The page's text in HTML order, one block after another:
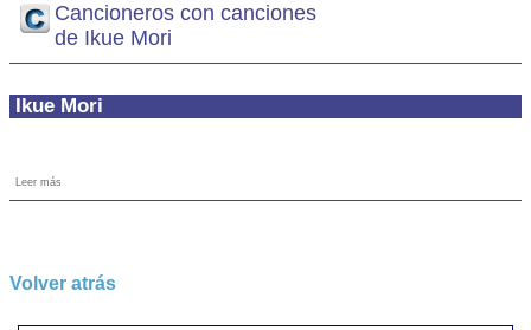
Cancioneros con canciones
de Ikue Mori
Ikue Mori
Leer más
Volver atrás